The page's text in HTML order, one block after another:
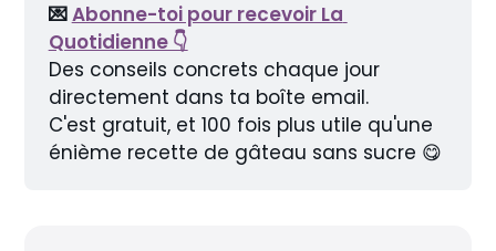
💌 Abonne-toi pour recevoir La
Quotidienne 👇
Des conseils concrets chaque jour
directement dans ta boîte email.
C'est gratuit, et 100 fois plus utile qu'une
énième recette de gâteau sans sucre 😋